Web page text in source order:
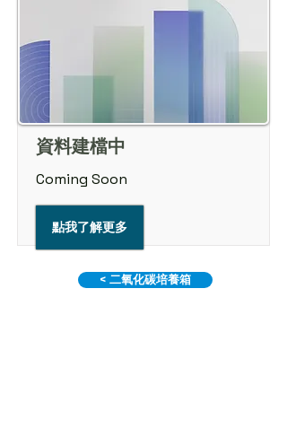
資料建檔中
Coming Soon
點我了解更多
< 二氧化碳培養箱